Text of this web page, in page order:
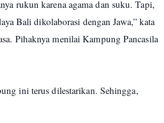
rukun karena agama dan suku. Tapi,
Bali dikolaborasi dengan Jawa,” kata
Pihaknya menilai Kampung Pancasila
ini terus dilestarikan. Sehingga,